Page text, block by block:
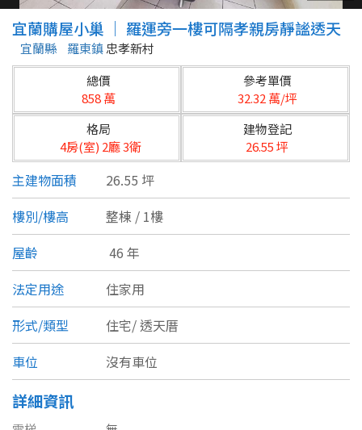
縣市
不限
台北市
基隆市
新北市
宜蘭縣
桃園市
新竹市
新竹縣
苗栗縣
台中市
區域
類型(可複選)
公寓
別墅 透天厝
農舍 辦公
宜蘭購屋小巢 ｜ 羅運旁一樓可隔孝親房靜謐透天
宜蘭縣 羅東鎮忠孝新村
總價
858 萬
參考單價
32.32 萬/坪
格局
4房(室) 2廳 3衛
建物登記
26.55 坪
主建物面積
26.55 坪
樓別/樓高
整棟 / 1樓
屋齡
46 年
法定用途
住家用
形式/類型
住宅/透天厝
車位
沒有車位
詳細資訊